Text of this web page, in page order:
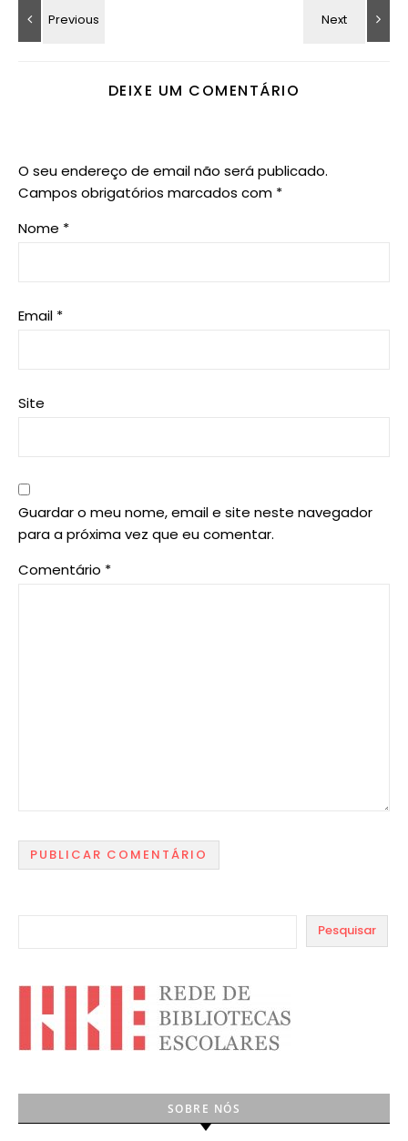
DEIXE UM COMENTÁRIO
O seu endereço de email não será publicado.
Campos obrigatórios marcados com *
Nome *
Email *
Site
Guardar o meu nome, email e site neste navegador
para a próxima vez que eu comentar.
Comentário *
Pesquisar
SOBRE NÓS